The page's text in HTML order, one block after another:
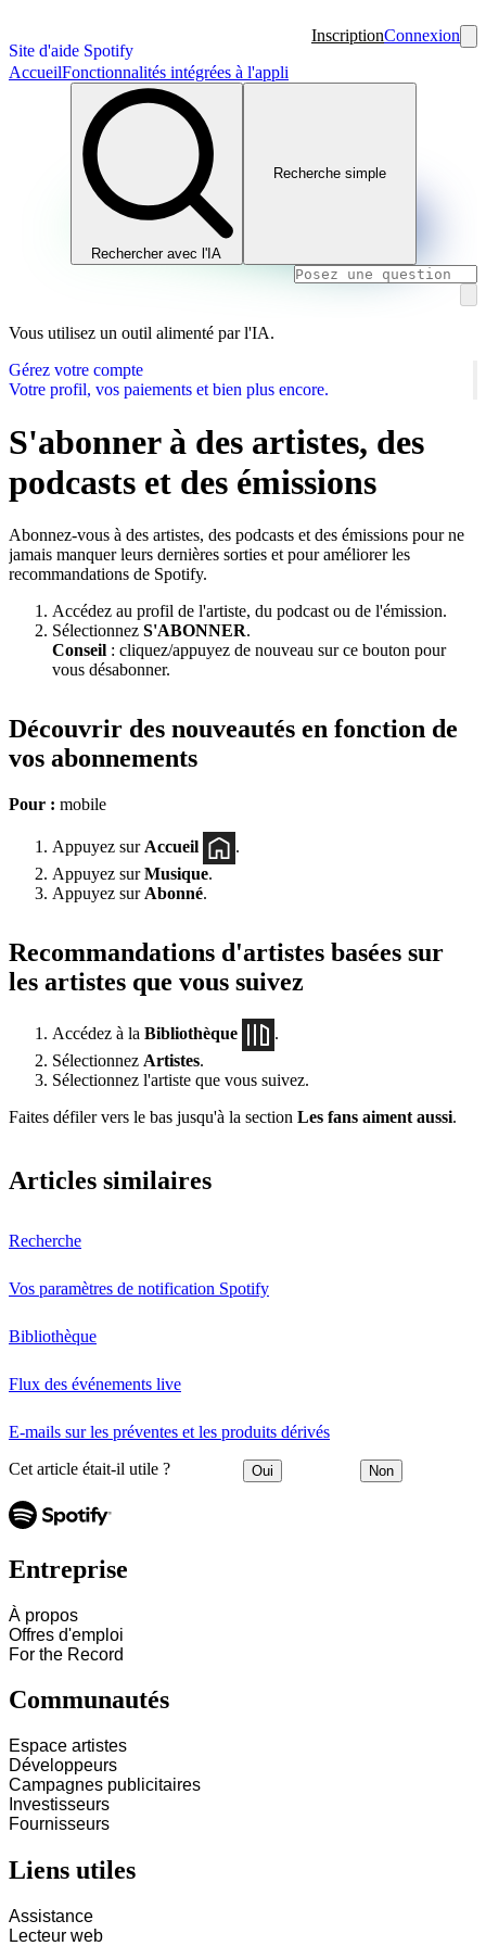
Site d'aide Spotify
InscriptionConnexion
AccueilFonctionnalités intégrées à l'appli
Rechercher avec l'IA
Recherche simple
Vous utilisez un outil alimenté par l'IA.
Gérez votre compte
Votre profil, vos paiements et bien plus encore.
S'abonner à des artistes, des
podcasts et des émissions
Abonnez-vous à des artistes, des podcasts et des émissions pour ne
jamais manquer leurs dernières sorties et pour améliorer les
recommandations de Spotify.
Accédez au profil de l'artiste, du podcast ou de l'émission.
Sélectionnez S'ABONNER.
Conseil : cliquez/appuyez de nouveau sur ce bouton pour
vous désabonner.
Découvrir des nouveautés en fonction de
vos abonnements
Pour : mobile
Appuyez sur Accueil
.
Appuyez surMusique.
Appuyez sur Abonné.
Recommandations d'artistes basées sur
les artistes que vous suivez
Accédez à la Bibliothèque
.
Sélectionnez Artistes.
Sélectionnez l'artiste que vous suivez.
Faites défiler vers le bas jusqu'à la section Les fans aiment aussi.
Articles similaires
Recherche
Vos paramètres de notification Spotify
Bibliothèque
Flux des événements live
E-mails sur les préventes et les produits dérivés
Cet article était-il utile ? Oui Non
Entreprise
À propos
Offres d'emploi
For the Record
Communautés
Espace artistes
Développeurs
Campagnes publicitaires
Investisseurs
Fournisseurs
Liens utiles
Assistance
Lecteur web